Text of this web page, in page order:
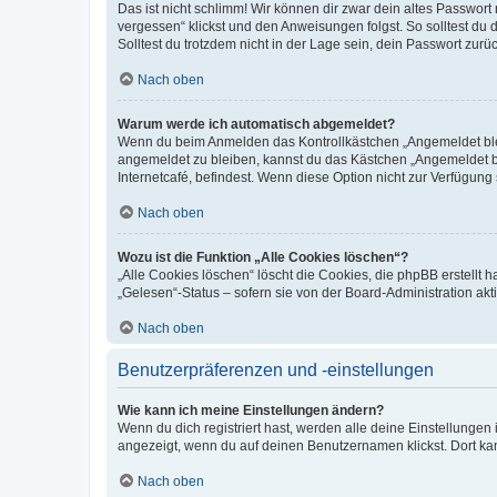
Das ist nicht schlimm! Wir können dir zwar dein altes
vergessen“ klickst und den Anweisungen folgst. So solltest
Solltest du trotzdem nicht in der Lage sein, dein Passwort
Nach oben
Warum werde ich automatisch abgemeldet?
Wenn du beim Anmelden das Kontrollkästchen „Angemeldet
angemeldet zu bleiben, kannst du das Kästchen
Internetcafé, befindest. Wenn diese Option nicht zur
Nach oben
Wozu ist die Funktion „Alle Cookies löschen“?
„Alle Cookies löschen“ löscht die Cookies, die phpBB
„Gelesen“-Status – sofern sie von der Board-Administration
Nach oben
Benutzerpräferenzen und -einstellungen
Wie kann ich meine Einstellungen ändern?
Wenn du dich registriert hast, werden alle deine
angezeigt, wenn du auf deinen Benutzernamen klickst. Dort
Nach oben